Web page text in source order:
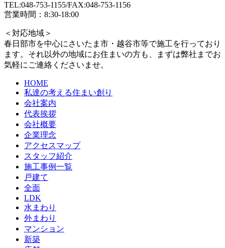
TEL:048-753-1155/FAX:048-753-1156
営業時間：8:30-18:00
＜対応地域＞
春日部市を中心にさいたま市・越谷市等で施工を行っており
ます。それ以外の地域にお住まいの方も、まずは弊社までお
気軽にご連絡くださいませ。
HOME
私達の考える住まい創り
会社案内
代表挨拶
会社概要
企業理念
アクセスマップ
スタッフ紹介
施工事例一覧
戸建て
全面
LDK
水まわり
外まわり
マンション
新築